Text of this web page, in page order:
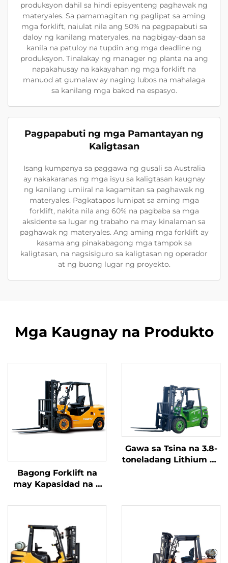
produksyon dahil sa hindi episyenteng paghawak ng
materyales. Sa pamamagitan ng paglipat sa aming
mga forklift, naiulat nila ang 50% na pagpapabuti sa
daloy ng kanilang materyales, na nagbigay-daan sa
kanila na patuloy na tupdin ang mga deadline ng
produksyon. Tinalakay ng manager ng planta na ang
napakahusay na kakayahan ng mga forklift na
manuod at gumalaw ay naging lubos na mahalaga
sa kanilang mga bakod na espasyo.
Pagpapabuti ng mga Pamantayan ng
Kaligtasan
Isang kumpanya sa paggawa ng gusali sa Australia
ay nakakaranas ng mga isyu sa kaligtasan kaugnay
ng kanilang umiiral na kagamitan sa paghawak ng
materyales. Pagkatapos lumipat sa aming mga
forklift, nakita nila ang 60% na pagbaba sa mga
aksidente sa lugar ng trabaho na may kinalaman sa
paghawak ng materyales. Ang aming mga forklift ay
kasama ang pinakabagong mga tampok sa
kaligtasan, na nagsisiguro sa kaligtasan ng operador
at ng buong lugar ng proyekto.
Mga Kaugnay na Produkto
Bagong Forklift na
may Kapasidad na 4
kumukuha ng
diesel, na may mataas
na kalidad na Hapones
na motor ng ISUZU
Gawa sa Tsina na 3.8-
toneladang Lithium na